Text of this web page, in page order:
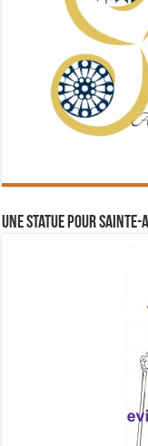
Une statue pour Sainte-